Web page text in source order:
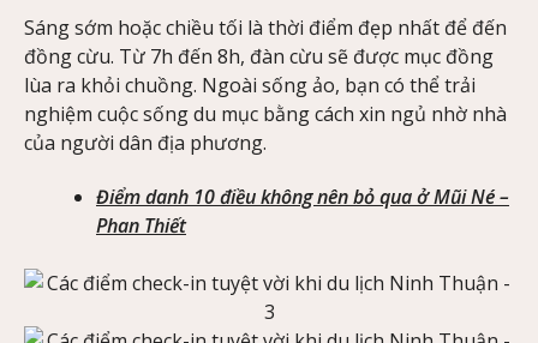
Sáng sớm hoặc chiều tối là thời điểm đẹp nhất để đến
đồng cừu. Từ 7h đến 8h, đàn cừu sẽ được mục đồng
lùa ra khỏi chuồng. Ngoài sống ảo, bạn có thể trải
nghiệm cuộc sống du mục bằng cách xin ngủ nhờ nhà
của người dân địa phương.
Điểm danh 10 điều không nên bỏ qua ở Mũi Né –
Phan Thiết